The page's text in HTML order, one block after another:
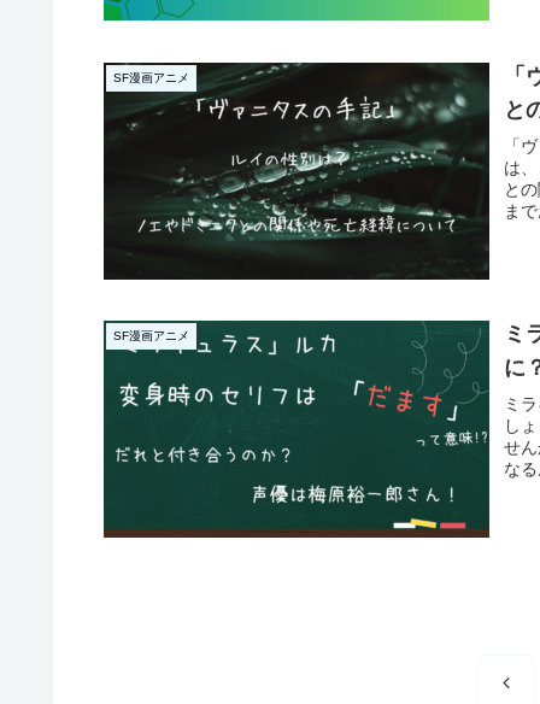
SF漫画アニメ
と
「
は
と
ま
SF漫画アニメ
ミ
に
ミ
し
せ
な
前